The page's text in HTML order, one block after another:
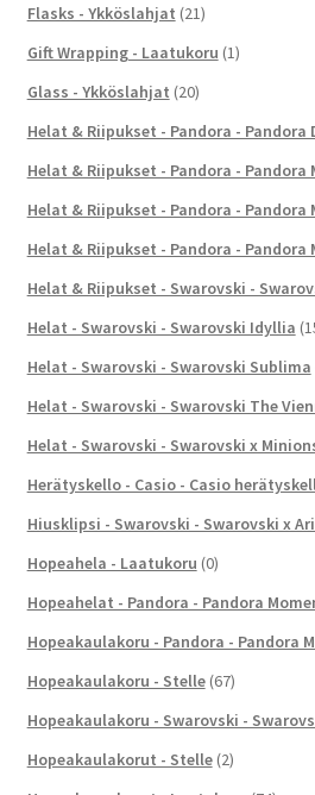
Flasks - Ykköslahjat (21)
Gift Wrapping - Laatukoru (1)
Glass - Ykköslahjat (20)
Helat & Riipukset - Pandora - Pandora
Helat & Riipukset - Pandora - Pandora
Helat & Riipukset - Pandora - Pandora
Helat & Riipukset - Pandora - Pandora
Helat & Riipukset - Swarovski -
Helat - Swarovski - Swarovski Idyllia
Helat - Swarovski - Swarovski Sublima
Helat - Swarovski - Swarovski The
Helat - Swarovski - Swarovski x
Herätyskello - Casio - Casio
Hiusklipsi - Swarovski - Swarovski x
Hopeahela - Laatukoru (0)
Hopeahelat - Pandora - Pandora
Hopeakaulakoru - Pandora - Pandora
Hopeakaulakoru - Stelle (67)
Hopeakaulakoru - Swarovski -
Hopeakaulakorut - Stelle (2)